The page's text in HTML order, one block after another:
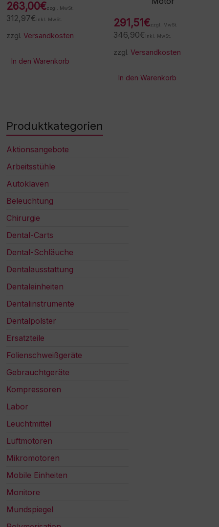
263,00€zzgl. MwSt.
312,97€ inkl. MwSt.
zzgl.Versandkosten
In den Warenkorb
291,51€zzgl. MwSt.
346,90€ inkl. MwSt.
zzgl.Versandkosten
In den Warenkorb
Produktkategorien
Aktionsangebote
Arbeitsstühle
Autoklaven
Beleuchtung
Chirurgie
Dental-Carts
Dental-Schläuche
Dentalausstattung
Dentaleinheiten
Dentalinstrumente
Dentalpolster
Ersatzteile
Folienschweißgeräte
Gebrauchtgeräte
Kompressoren
Labor
Leuchtmittel
Luftmotoren
Mikromotoren
Mobile Einheiten
Monitore
Mundspiegel